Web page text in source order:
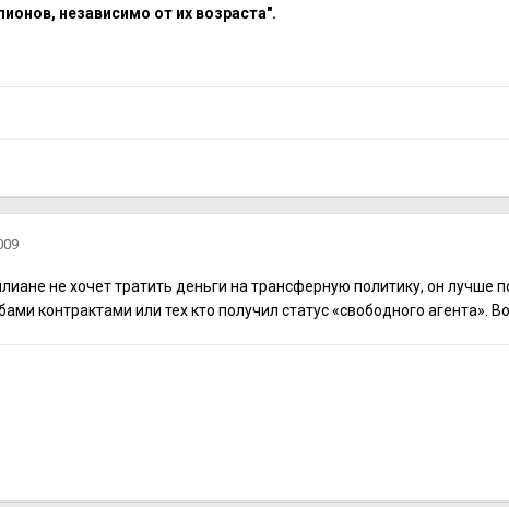
независимо от их возраста".
не хочет тратить деньги на трансферную политику, он лучше
контрактами или тех кто получил статус «свободного агента».